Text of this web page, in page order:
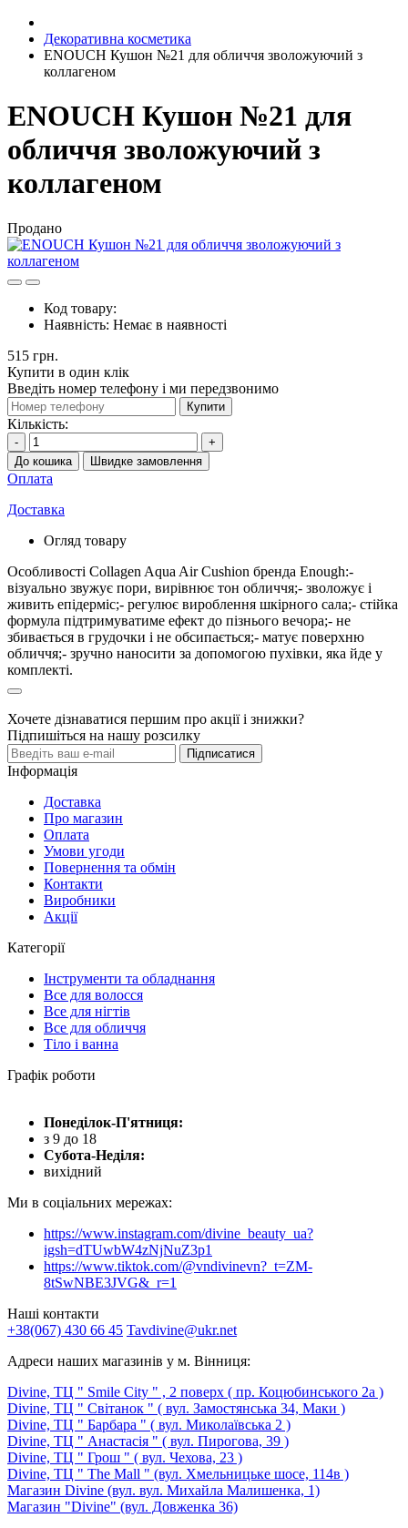
Декоративна косметика
ENOUCH Кушон №21 для обличчя зволожуючий з
коллагеном
ENOUCH Кушон №21 для
обличчя зволожуючий з
коллагеном
Продано
Код товару:
Наявність: Немає в наявності
515 грн.
Купити в один клік
Введіть номер телефону і ми передзвонимо
Купити
Кількість:
-
+
До кошика
Швидке замовлення
Оплата
Доставка
Огляд товару
Особливості Collagen Aqua Air Cushion бренда Enough:-
візуально звужує пори, вирівнює тон обличчя;- зволожує і
живить епідерміс;- регулює вироблення шкірного сала;- стійка
формула підтримуватиме ефект до пізнього вечора;- не
збивається в грудочки і не обсипається;- матує поверхню
обличчя;- зручно наносити за допомогою пухівки, яка йде у
комплекті.
Хочете дізнаватися першим про акції і знижки?
Підпишіться на нашу розсилку
Підписатися
Інформація
Доставка
Про магазин
Оплата
Умови угоди
Повернення та обмін
Контакти
Виробники
Акції
Категорії
Інструменти та обладнання
Все для волосся
Все для нігтів
Все для обличчя
Тіло і ванна
Графік роботи
Понеділок-П'ятниця:
з 9 до 18
Субота-Неділя:
вихідний
Ми в соціальних мережах:
https://www.instagram.com/divine_beauty_ua?
igsh=dTUwbW4zNjNuZ3p1
https://www.tiktok.com/@vndivinevn?_t=ZM-
8tSwNBE3JVG&_r=1
Наші контакти
+38(067) 430 66 45 Tavdivine@ukr.net
Адреси наших магазинів у м. Вінниця:
Divine, ТЦ " Smile City " , 2 поверх ( пр. Коцюбинського 2а )
Divine, ТЦ " Світанок " ( вул. Замостянська 34, Маки )
Divine, ТЦ " Барбара " ( вул. Миколаївська 2 )
Divine, ТЦ " Анастасія " ( вул. Пирогова, 39 )
Divine, ТЦ " Грош " ( вул. Чехова, 23 )
Divine, ТЦ " The Mall " (вул. Хмельницьке шосе, 114в )
Магазин Divine (вул. вул. Михайла Малишенка, 1)
Магазин "Divine" (вул. Довженка 36)